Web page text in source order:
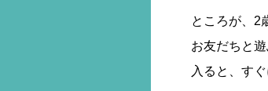
ところが、2
お友だちと
入ると、す